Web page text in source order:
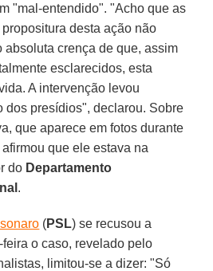
"mal-entendido". "Acho que as
desta ação não
absoluta crença de que, assim
esclarecidos, esta
A intervenção levou
dos presídios", declarou. Sobre
que aparece em fotos durante
que ele estava na
do Departamento
.
(PSL) se recusou a
o caso, revelado pelo
limitou-se a dizer: "Só